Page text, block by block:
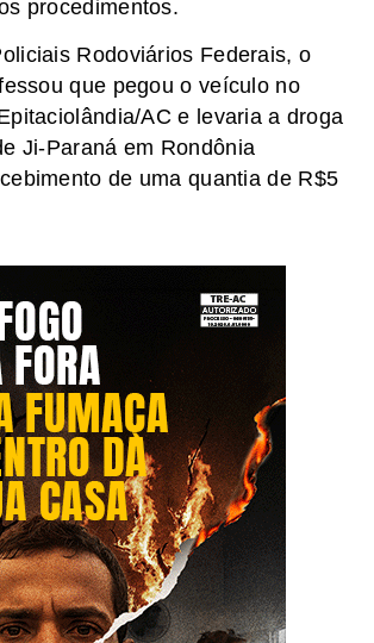
procedimentos.
Rodoviários Federais, o
que pegou o veículo no
AC e levaria a droga
Ji-Paraná em Rondônia
de uma quantia de R$5